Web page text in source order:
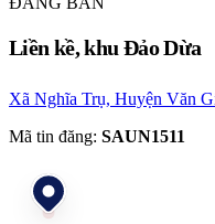
Liền kề, khu Đảo Dừa
Xã Nghĩa Trụ, Huyện Văn
Mã tin đăng: SAUN1511